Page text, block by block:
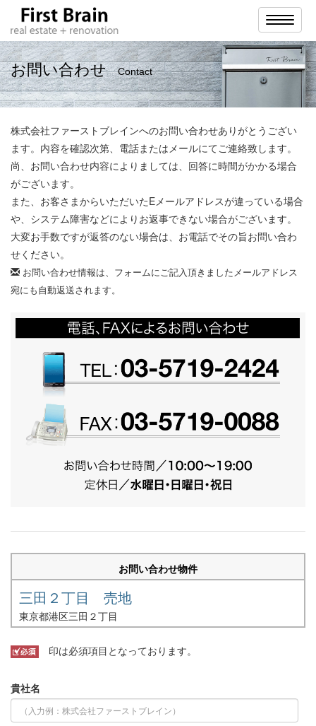
ナ
ビ
ゲ
ー
シ
ョ
お問い合わせ Contact
株式会社ファーストブレインへのお問い合わせありがとうござい
ます。内容を確認次第、電話またはメールにてご連絡致します。
尚、お問い合わせ内容によりましては、回答に時間がかかる場合
がございます。
また、お客さまからいただいたEメールアドレスが違っている場合
や、システム障害などによりお返事できない場合がございます。
大変お手数ですが返答のない場合は、お電話でその旨お問い合わ
せください。
お問い合わせ情報は、フォームにご記入頂きましたメールアドレス
宛にも自動返送されます。
お問い合わせ物件
三田２丁目 売地
東京都港区三田２丁目
印は必須項目となっております。
貴社名